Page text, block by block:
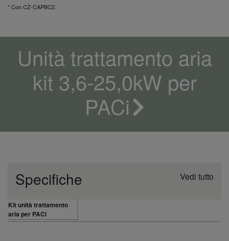
* Con CZ-CAPBC2.
Unità trattamento aria
kit 3,6-25,0kW per
PACi
Specifiche Vedi tutto
Kit unità trattamento
aria per PACi